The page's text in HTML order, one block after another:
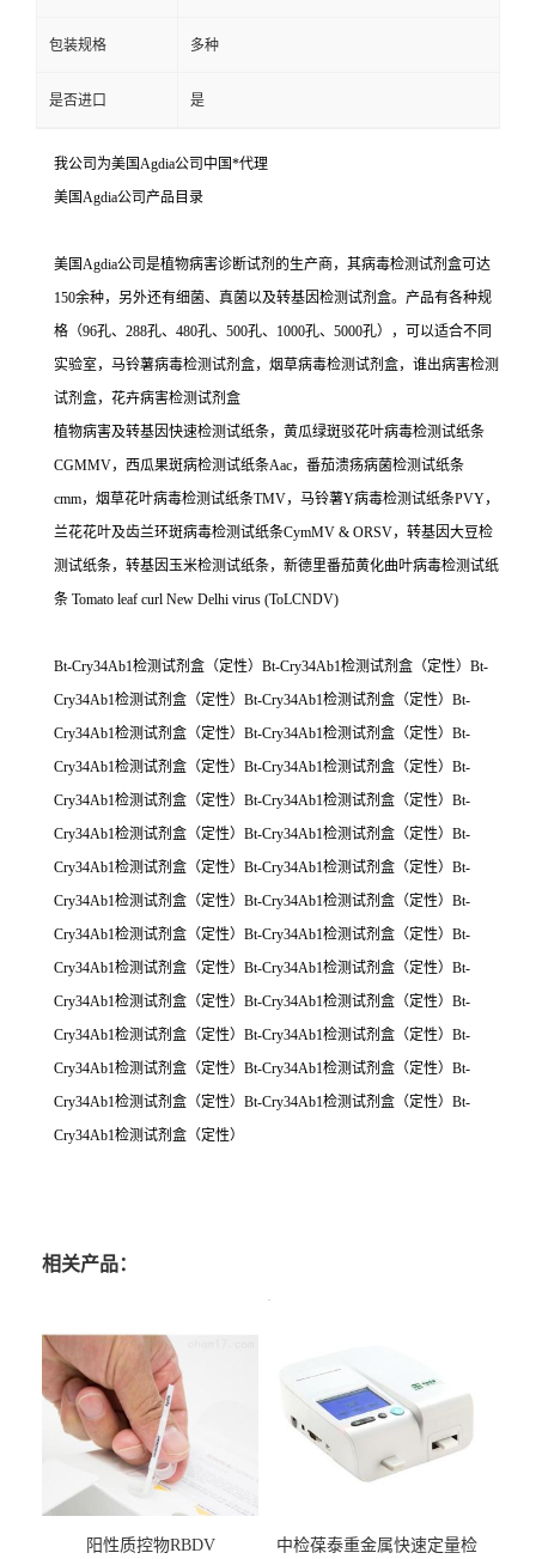
包装规格 多种
是否进口 是
我公司为美国Agdia公司中国*代理
美国Agdia公司产品目录
美国Agdia公司是植物病害诊断试剂的生产商，其病毒检测试剂盒可达
150余种，另外还有细菌、真菌以及转基因检测试剂盒。产品有各种规
格（96孔、288孔、480孔、500孔、1000孔、5000孔），可以适合不同
实验室，马铃薯病毒检测试剂盒，烟草病毒检测试剂盒，谁出病害检测
试剂盒，花卉病害检测试剂盒
植物病害及转基因快速检测试纸条，黄瓜绿斑驳花叶病毒检测试纸条
CGMMV，西瓜果斑病检测试纸条Aac，番茄溃疡病菌检测试纸条
cmm，烟草花叶病毒检测试纸条TMV，马铃薯Y病毒检测试纸条PVY，
兰花花叶及齿兰环斑病毒检测试纸条CymMV & ORSV，转基因大豆检
测试纸条，转基因玉米检测试纸条，新德里番茄黄化曲叶病毒检测试纸
条 Tomato leaf curl New Delhi virus (ToLCNDV)
Bt-Cry34Ab1检测试剂盒（定性）Bt-Cry34Ab1检测试剂盒（定性）Bt-
Cry34Ab1检测试剂盒（定性）Bt-Cry34Ab1检测试剂盒（定性）Bt-
Cry34Ab1检测试剂盒（定性）Bt-Cry34Ab1检测试剂盒（定性）Bt-
Cry34Ab1检测试剂盒（定性）Bt-Cry34Ab1检测试剂盒（定性）Bt-
Cry34Ab1检测试剂盒（定性）Bt-Cry34Ab1检测试剂盒（定性）Bt-
Cry34Ab1检测试剂盒（定性）Bt-Cry34Ab1检测试剂盒（定性）Bt-
Cry34Ab1检测试剂盒（定性）Bt-Cry34Ab1检测试剂盒（定性）Bt-
Cry34Ab1检测试剂盒（定性）Bt-Cry34Ab1检测试剂盒（定性）Bt-
Cry34Ab1检测试剂盒（定性）Bt-Cry34Ab1检测试剂盒（定性）Bt-
Cry34Ab1检测试剂盒（定性）Bt-Cry34Ab1检测试剂盒（定性）Bt-
Cry34Ab1检测试剂盒（定性）Bt-Cry34Ab1检测试剂盒（定性）Bt-
Cry34Ab1检测试剂盒（定性）Bt-Cry34Ab1检测试剂盒（定性）Bt-
Cry34Ab1检测试剂盒（定性）Bt-Cry34Ab1检测试剂盒（定性）Bt-
Cry34Ab1检测试剂盒（定性）Bt-Cry34Ab1检测试剂盒（定性）Bt-
Cry34Ab1检测试剂盒（定性）
相关产品：
阳性质控物RBDV
中检葆泰重金属快速定量检